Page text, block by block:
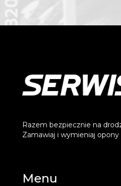
Razem bezpiecznie na
Zamawiaj i wymieniaj opony
Menu